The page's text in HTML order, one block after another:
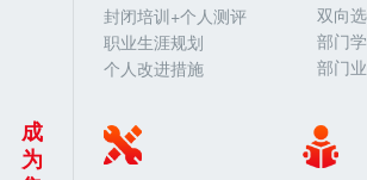
封闭培训+个人测评
职业生涯规划
个人改进措施
双向
部门
部门
成
为